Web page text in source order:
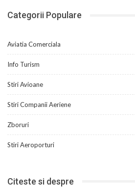
Categorii Populare
Aviatia Comerciala
Info Turism
Stiri Avioane
Stiri Companii Aeriene
Zboruri
Stiri Aeroporturi
Citeste si despre